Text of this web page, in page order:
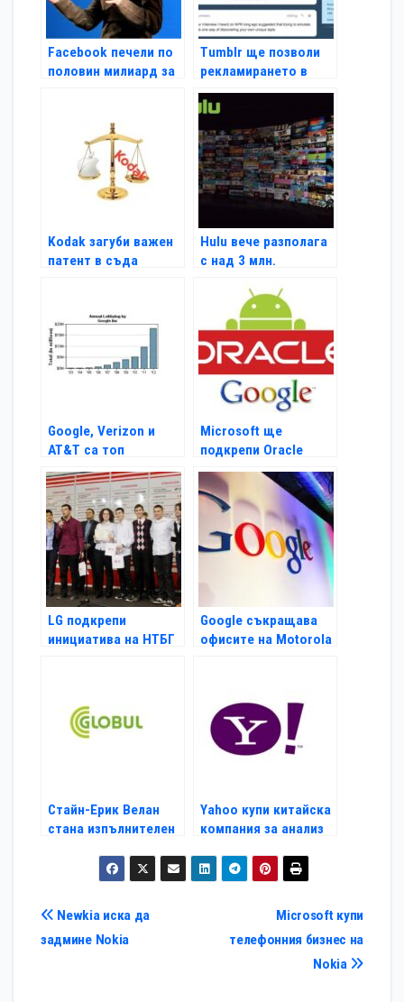
Facebook печели по
половин милиард за
Tumblr ще позволи
рекламирането в
рамките на блога
Kodak загуби важен
патент в съда
Hulu вече разполага
с над 3 млн.
плащащи абонати
Google, Verizon и
AT&T са топ
лобистите в САЩ
Microsoft ще
подкрепи Oracle
срещу Google
LG подкрепи
инициатива на НТБГ
Google съкращава
офисите на Motorola
Стайн-Ерик Велан
стана изпълнителен
Yahoo купи китайска
компания за анализ
Навигация
Microsoft купи
телефонния бизнес на
Nokia
Newkia иска да
задмине Nokia